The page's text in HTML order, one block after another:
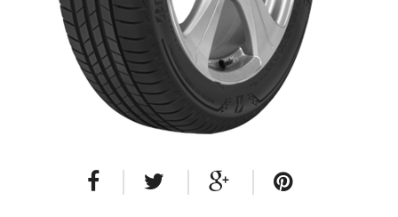
Dodávkové + malé úžitkové
Hliníkové / ALU disky / Elektróny